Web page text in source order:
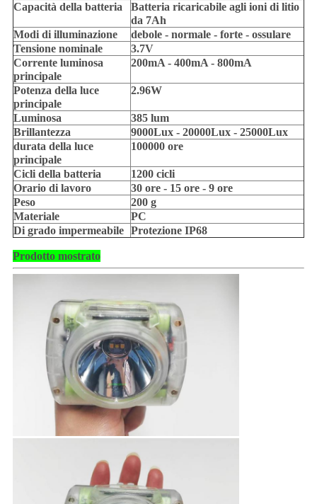
Capacità della batteria
Batteria ricaricabile agli ioni di litio
da 7Ah
Modi di illuminazione
debole - normale - forte - ossulare
Tensione nominale
3.7V
Corrente luminosa
principale
200mA - 400mA - 800mA
Potenza della luce
principale
2.96W
Luminosa
385 lum
Brillantezza
9000Lux - 20000Lux - 25000Lux
durata della luce
principale
100000 ore
Cicli della batteria
1200 cicli
Orario di lavoro
30 ore - 15 ore - 9 ore
Peso
200 g
Materiale
PC
Di grado impermeabile Protezione IP68
Prodotto mostrato